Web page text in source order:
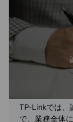
TP-Linkでは、
で、業務全体